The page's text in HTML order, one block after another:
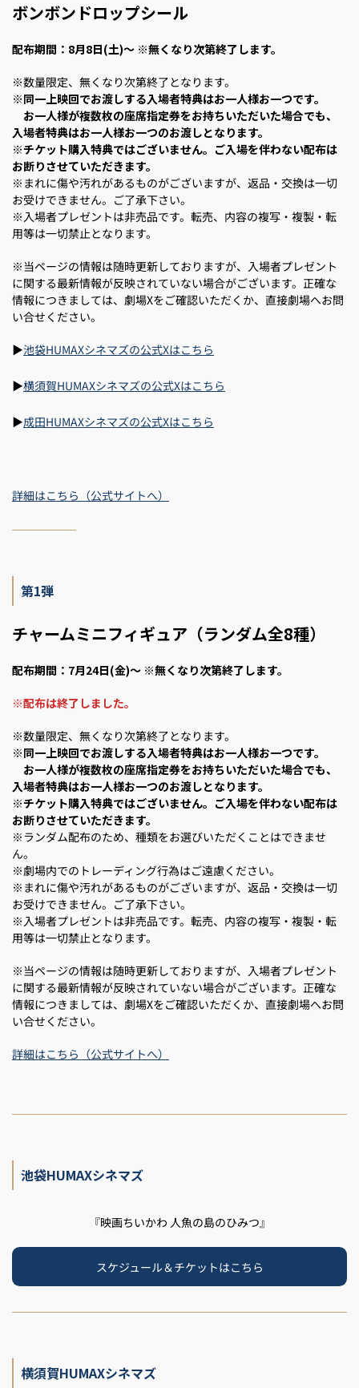
ボンボンドロップシール
配布期間： 8月8日(土)～ ※無くなり次第終了します。
※数量限定、無くなり次第終了となります。
※同一上映回でお渡しする入場者特典はお一人様お一つです。
お一人様が複数枚の座席指定券をお持ちいただいた場合でも、
入場者特典はお一人様お一つのお渡しとなります。
※チケット購入特典ではございません。ご入場を伴わない配布は
お断りさせていただきます。
※まれに傷や汚れがあるものがございますが、返品・交換は一切
お受けできません。ご了承下さい。
※入場者プレゼントは非売品です。転売、内容の複写・複製・転
用等は一切禁止となります。
※当ページの情報は随時更新しておりますが、入場者プレゼント
に関する最新情報が反映されていない場合がございます。正確な
情報につきましては、劇場Xをご確認いただくか、直接劇場へお問
い合せください。
▶池袋HUMAXシネマズの公式Xはこちら
▶横須賀HUMAXシネマズの公式Xはこちら
▶成田HUMAXシネマズの公式Xはこちら
詳細はこちら（公式サイトへ）
第1弾
チャームミニフィギュア（ランダム全8種）
配布期間： 7月24日(金)～ ※無くなり次第終了します。
※配布は終了しました。
※数量限定、無くなり次第終了となります。
※同一上映回でお渡しする入場者特典はお一人様お一つです。
お一人様が複数枚の座席指定券をお持ちいただいた場合でも、
入場者特典はお一人様お一つのお渡しとなります。
※チケット購入特典ではございません。ご入場を伴わない配布は
お断りさせていただきます。
※ランダム配布のため、種類をお選びいただくことはできませ
ん。
※劇場内でのトレーディング行為はご遠慮ください。
※まれに傷や汚れがあるものがございますが、返品・交換は一切
お受けできません。ご了承下さい。
※入場者プレゼントは非売品です。転売、内容の複写・複製・転
用等は一切禁止となります。
※当ページの情報は随時更新しておりますが、入場者プレゼント
に関する最新情報が反映されていない場合がございます。正確な
情報につきましては、劇場Xをご確認いただくか、直接劇場へお問
い合せください。
詳細はこちら（公式サイトへ）
池袋HUMAXシネマズ
『映画ちいかわ 人魚の島のひみつ』
スケジュール＆チケットはこちら
横須賀HUMAXシネマズ